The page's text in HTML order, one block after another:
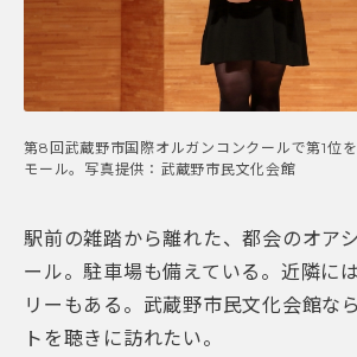
第8回武蔵野市国際オルガンコンクールで第1位
モール。写真提供：武蔵野市民文化会館
駅前の雑踏から離れた、都会のオア
ール。駐車場も備えている。近隣に
リーもある。武蔵野市民文化会館な
トを聴きに訪れたい。